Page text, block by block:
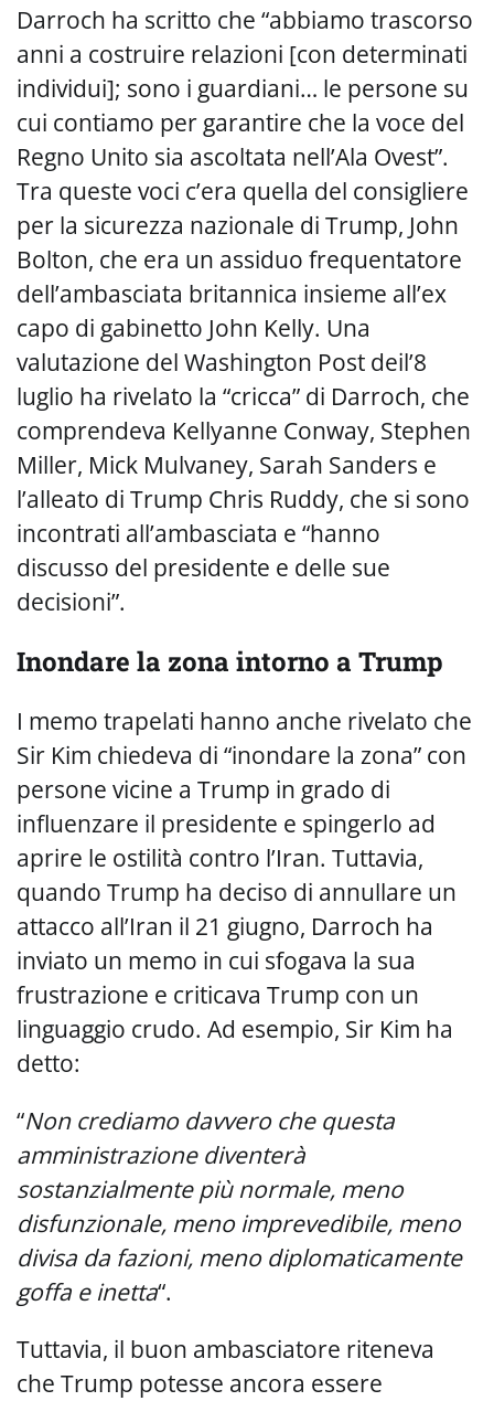
Darroch ha scritto che “abbiamo trascorso
anni a costruire relazioni [con determinati
individui]; sono i guardiani… le persone su
cui contiamo per garantire che la voce del
Regno Unito sia ascoltata nell’Ala Ovest”.
Tra queste voci c’era quella del consigliere
per la sicurezza nazionale di Trump, John
Bolton, che era un assiduo frequentatore
dell’ambasciata britannica insieme all’ex
capo di gabinetto John Kelly. Una
valutazione del Washington Post deil’8
luglio ha rivelato la “cricca” di Darroch, che
comprendeva Kellyanne Conway, Stephen
Miller, Mick Mulvaney, Sarah Sanders e
l’alleato di Trump Chris Ruddy, che si sono
incontrati all’ambasciata e “hanno
discusso del presidente e delle sue
decisioni”.
Inondare la zona intorno a Trump
I memo trapelati hanno anche rivelato che
Sir Kim chiedeva di “inondare la zona” con
persone vicine a Trump in grado di
influenzare il presidente e spingerlo ad
aprire le ostilità contro l’Iran. Tuttavia,
quando Trump ha deciso di annullare un
attacco all’Iran il 21 giugno, Darroch ha
inviato un memo in cui sfogava la sua
frustrazione e criticava Trump con un
linguaggio crudo. Ad esempio, Sir Kim ha
detto:
“Non crediamo davvero che questa
amministrazione diventerà
sostanzialmente più normale, meno
disfunzionale, meno imprevedibile, meno
divisa da fazioni, meno diplomaticamente
goffa e inetta“.
Tuttavia, il buon ambasciatore riteneva
che Trump potesse ancora essere